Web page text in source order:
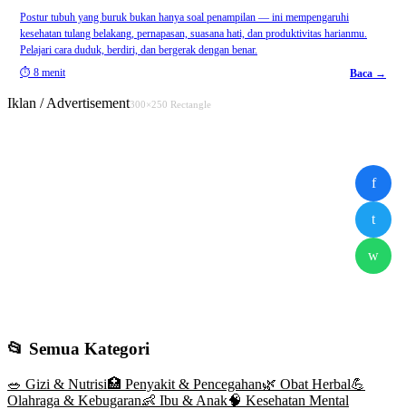
Postur tubuh yang buruk bukan hanya soal penampilan — ini mempengaruhi
kesehatan tulang belakang, pernapasan, suasana hati, dan produktivitas harianmu.
Pelajari cara duduk, berdiri, dan bergerak dengan benar.
⏱ 8 menit Baca →
Iklan / Advertisement300×250 Rectangle
📂 Semua Kategori
🥗 Gizi & Nutrisi🏥 Penyakit & Pencegahan🌿 Obat Herbal💪
Olahraga & Kebugaran👶 Ibu & Anak🧠 Kesehatan Mental
f
t
w